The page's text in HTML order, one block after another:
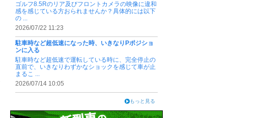
ゴルフ8.5Rのリア及びフロントカメラの映像に違和
感を感じている方おられませんか？具体的には以下
の ...
2026/07/22 11:23
駐車時など超低速になった時、いきなりPポジショ
ンに入る
駐車時など超低速で運転している時に、完全停止の
直前で、いきなりわずかなショックを感じて車が止
まるこ ...
2026/07/14 10:05
もっと見る